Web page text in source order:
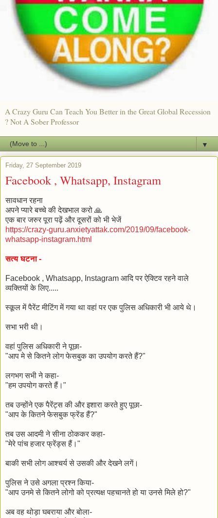
A Crazy Guru Can Teach You Better in the Great Global Recession
? Not A Sober Professor
▼
Friday, 27 September 2019
Facebook , Whatsapp, Instagram
सावधान रहना
अपने प्यारे बच्चे की देखभाल करो 🙏
एक बार जरुर पूरा पढ़ें और दूसरों को भी भेजें
https://crazy-guru.anxietyattak.com/2019/09/facebook-
whatsapp-instagram.html
सत्य घटना -
Facebook , Whatsapp, Instagram आदि पर ऐक्टिव रहने वाले
व्यक्तियों के लिए.....
स्कूल में पैरेंट मीटिंग में गया था वहां पर एक पुलिस अधिकारी भी आये थे।
सभा भरी थी।
वहां पुलिस अधिकारी ने पूछा-
"आप मे से कितने लोग फेसबुक का उपयोग करते हैं?"
लगभग सभी ने कहा-
"हम उपयोग करते हैं।"
तब उन्होंने एक पैरेंट्स की और इशारा करते हुए पूछा-
"आप के कितने फेसबुक फ्रेंड हैं?"
तब उस आदमी ने सीना ठोककर कहा-
"मेरे पांच हजार फ्रेंड्स हैं।"
बाकी सभी लोग आश्चर्य से उसकी और देखने लगें।
पुलिस ने उसे अगला प्रश्न किया-
"आप उनमे से कितने लोगो को प्रत्यक्ष पहचानते हो या उनसे मिले हो?"
अब वह थोड़ा घबराया और बोला-